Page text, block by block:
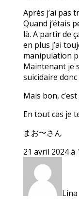
Après j’ai pas
Quand j’étais
là. A partir de
en plus j’ai
manipulation
Maintenant je
suicidaire donc
Mais bon,
En tout cas je
まお〜さん
21 avril 2024 à
Lina